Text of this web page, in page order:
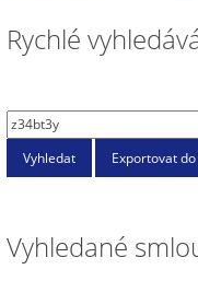
Rychlé
Vyhledané